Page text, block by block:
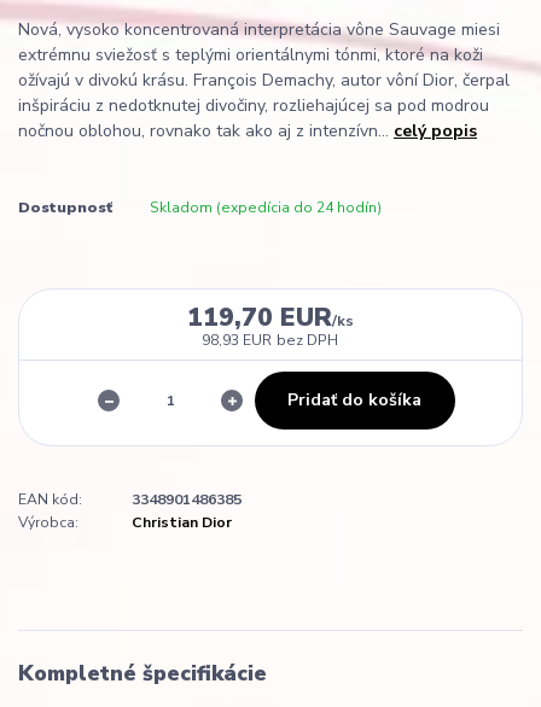
Nová, vysoko koncentrovaná interpretácia vône Sauvage miesi
extrémnu sviežosť s teplými orientálnymi tónmi, ktoré na koži
ožívajú v divokú krásu. François Demachy, autor vôní Dior, čerpal
inšpiráciu z nedotknutej divočiny, rozliehajúcej sa pod modrou
nočnou oblohou, rovnako tak ako aj z intenzívn... celý popis
Dostupnosť Skladom (expedícia do 24 hodín)
119,70 EUR/ks
98,93 EUR bez DPH
Pridať do košíka
EAN kód:
3348901486385
Výrobca:
Christian Dior
Kompletné špecifikácie